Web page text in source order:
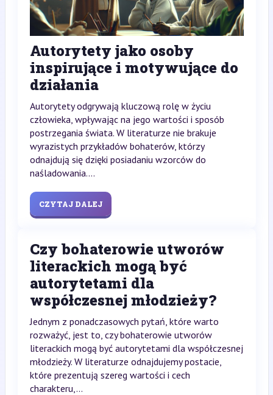
Autorytety jako osoby
inspirujące i motywujące do
działania
Autorytety odgrywają kluczową rolę w życiu
człowieka, wpływając na jego wartości i sposób
postrzegania świata. W literaturze nie brakuje
wyrazistych przykładów bohaterów, którzy
odnajdują się dzięki posiadaniu wzorców do
naśladowania....
CZYTAJ DALEJ
Czy bohaterowie utworów
literackich mogą być
autorytetami dla
współczesnej młodzieży?
Jednym z ponadczasowych pytań, które warto
rozważyć, jest to, czy bohaterowie utworów
literackich mogą być autorytetami dla współczesnej
młodzieży. W literaturze odnajdujemy postacie,
które prezentują szereg wartości i cech
charakteru,...